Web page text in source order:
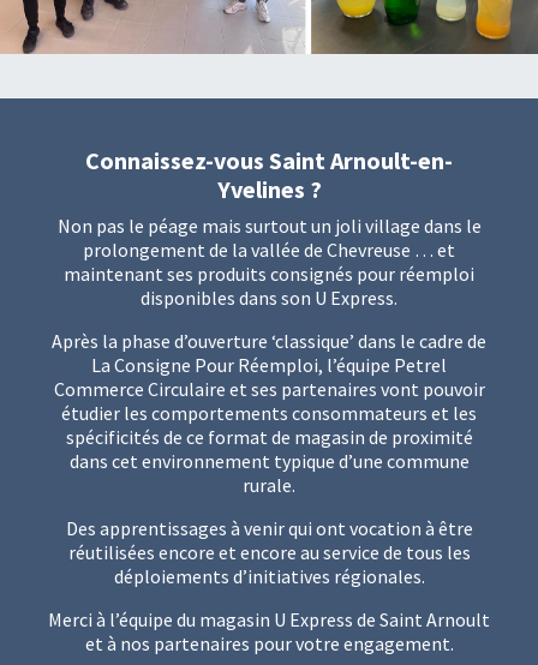
Connaissez-vous Saint Arnoult-en-
Yvelines ?
Non pas le péage mais surtout un joli village dans le
prolongement de la vallée de Chevreuse … et
maintenant ses produits consignés pour réemploi
disponibles dans son U Express.
Après la phase d’ouverture ‘classique’ dans le cadre de
La Consigne Pour Réemploi, l’équipe Petrel
Commerce Circulaire et ses partenaires vont pouvoir
étudier les comportements consommateurs et les
spécificités de ce format de magasin de proximité
dans cet environnement typique d’une commune
rurale.
Des apprentissages à venir qui ont vocation à être
réutilisées encore et encore au service de tous les
déploiements d’initiatives régionales.
Merci à l’équipe du magasin U Express de Saint Arnoult
et à nos partenaires pour votre engagement.